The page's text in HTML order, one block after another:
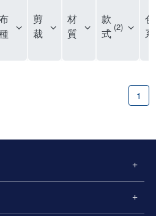
剪
裁
材
質
款
式 2
色
系
1